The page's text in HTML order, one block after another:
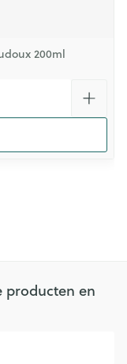
200ml
producten en